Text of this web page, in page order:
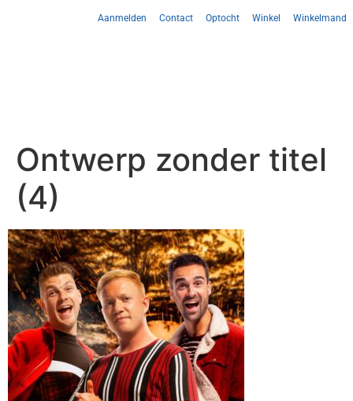
Aanmelden Contact Optocht Winkel Winkelmand
Ontwerp zonder titel
(4)